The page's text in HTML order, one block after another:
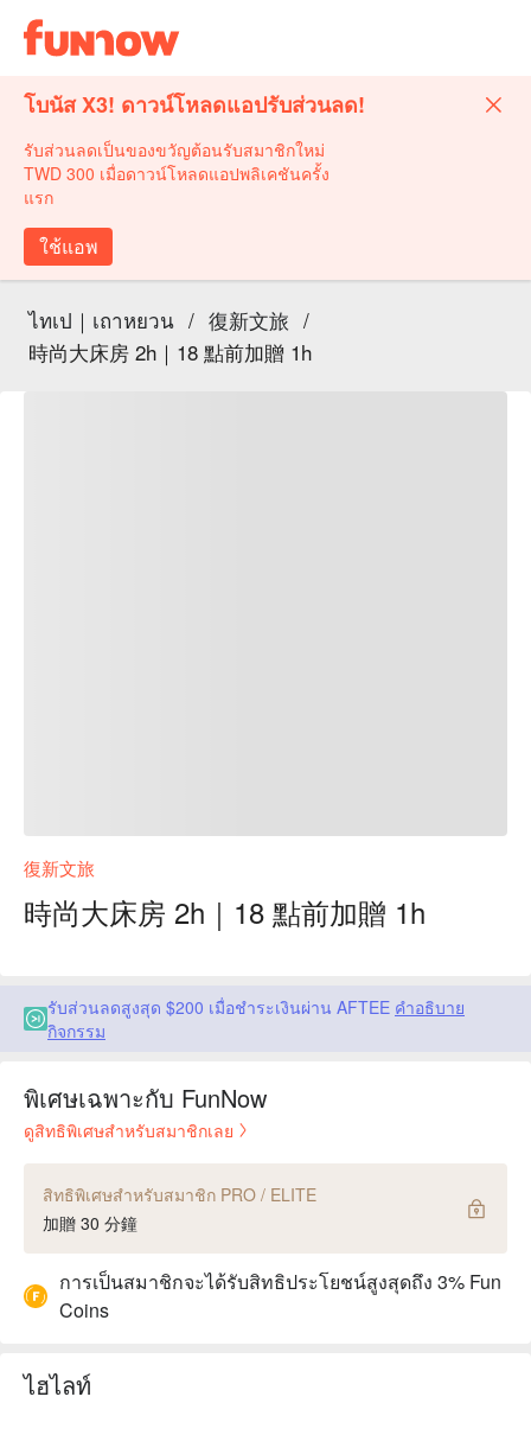
โบนัส X3! ดาวน์โหลดแอปรับส่วนลด!
รับส่วนลดเป็นของขวัญต้อนรับสมาชิกใหม่
TWD 300 เมื่อดาวน์โหลดแอปพลิเคชันครั้ง
แรก
ใช้แอพ
ไทเป｜เถาหยวน / 復新文旅 /
時尚大床房 2h｜18 點前加贈 1h
復新文旅
時尚大床房 2h｜18 點前加贈 1h
รับส่วนลดสูงสุด $200 เมื่อชำระเงินผ่าน AFTEE คำอธิบาย
กิจกรรม
พิเศษเฉพาะกับ FunNow
ดูสิทธิพิเศษสำหรับสมาชิกเลย
สิทธิพิเศษสำหรับสมาชิก PRO / ELITE
加贈 30 分鐘
การเป็นสมาชิกจะได้รับสิทธิประโยชน์สูงสุดถึง 3% Fun
Coins
ไฮไลท์